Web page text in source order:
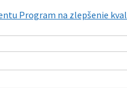
Program na zlepšenie